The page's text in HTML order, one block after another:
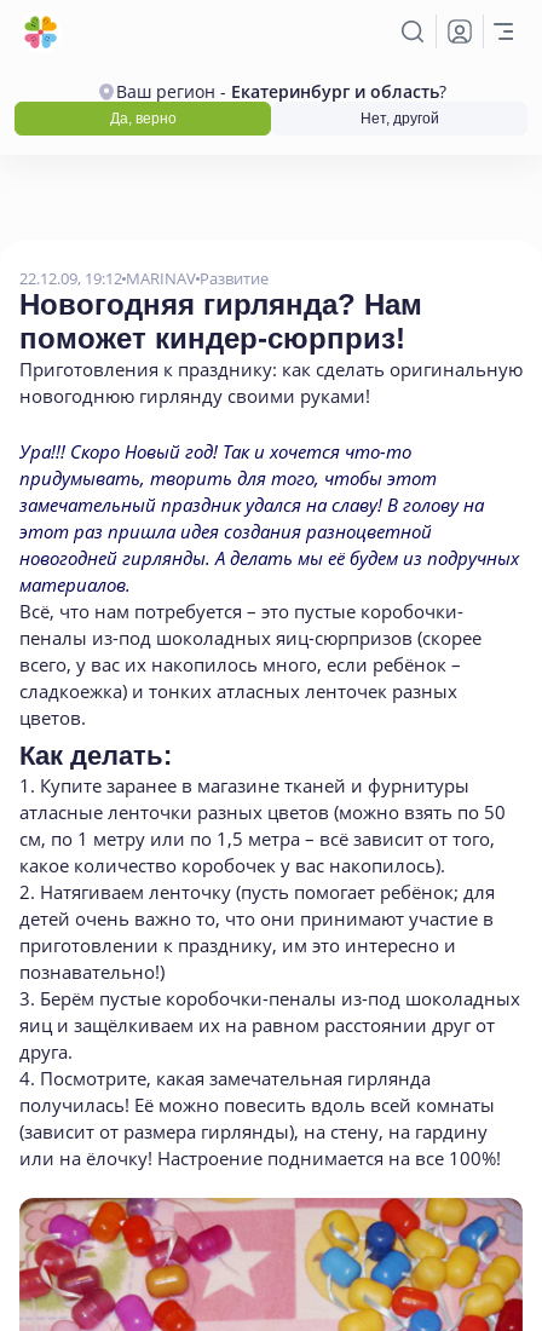
Ваш регион - Екатеринбург и область?
Да, верно Нет, другой
22.12.09, 19:12 MARINAV Развитие
Новогодняя гирлянда? Нам
поможет киндер-сюрприз!
Приготовления к празднику: как сделать оригинальную
новогоднюю гирлянду своими руками!
Ура!!! Скоро Новый год! Так и хочется что-то
придумывать, творить для того, чтобы этот
замечательный праздник удался на славу! В голову на
этот раз пришла идея создания разноцветной
новогодней гирлянды. А делать мы её будем из подручных
материалов.
Всё, что нам потребуется – это пустые коробочки-
пеналы из-под шоколадных яиц-сюрпризов (скорее
всего, у вас их накопилось много, если ребёнок –
сладкоежка) и тонких атласных ленточек разных
цветов.
Как делать:
1. Купите заранее в магазине тканей и фурнитуры
атласные ленточки разных цветов (можно взять по 50
см, по 1 метру или по 1,5 метра – всё зависит от того,
какое количество коробочек у вас накопилось).
2. Натягиваем ленточку (пусть помогает ребёнок; для
детей очень важно то, что они принимают участие в
приготовлении к празднику, им это интересно и
познавательно!)
3. Берём пустые коробочки-пеналы из-под шоколадных
яиц и защёлкиваем их на равном расстоянии друг от
друга.
4. Посмотрите, какая замечательная гирлянда
получилась! Её можно повесить вдоль всей комнаты
(зависит от размера гирлянды), на стену, на гардину
или на ёлочку! Настроение поднимается на все 100%!